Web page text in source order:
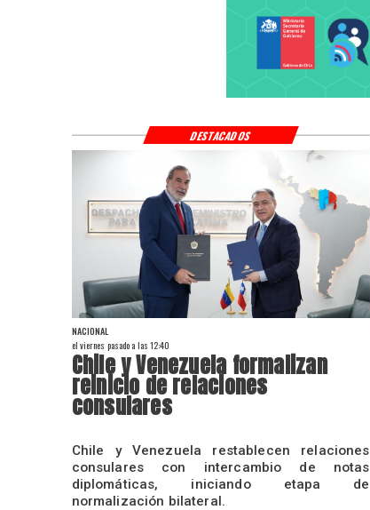
NACIONAL
el viernes pasado a las 12:40
Chile y Venezuela formalizan
reinicio de relaciones
consulares
Chile y Venezuela restablecen relaciones
consulares con intercambio de notas
diplomáticas, iniciando etapa de
normalización bilateral.
DESTACADOS